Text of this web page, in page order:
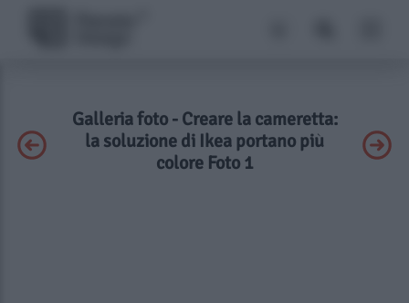
Galleria foto - Creare la cameretta:
la soluzione di Ikea portano più
colore Foto 1